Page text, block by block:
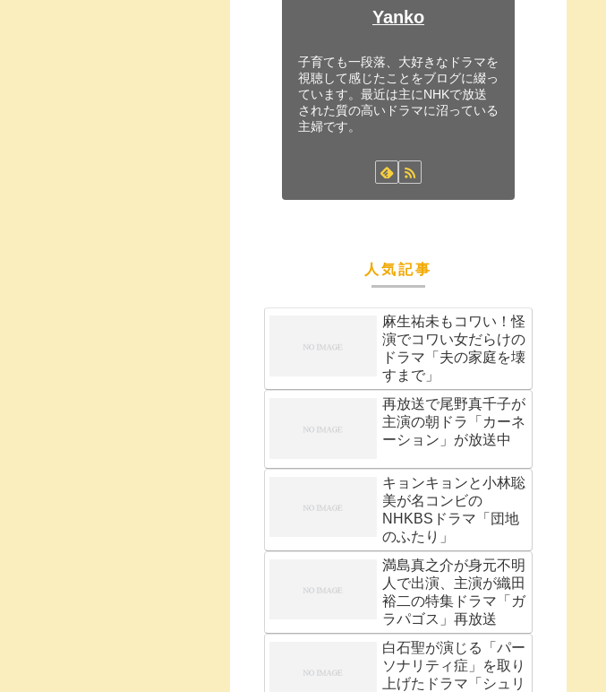
Yanko
子育ても一段落、大好きなドラマを
視聴して感じたことをブログに綴っ
ています。最近は主にNHKで放送
された質の高いドラマに沼っている
主婦です。
人気記事
麻生祐未もコワい！怪
演でコワい女だらけの
ドラマ「夫の家庭を壊
すまで」
再放送で尾野真千子が
主演の朝ドラ「カーネ
ーション」が放送中
キョンキョンと小林聡
美が名コンビの
NHKBSドラマ「団地
のふたり」
満島真之介が身元不明
人で出演、主演が織田
裕二の特集ドラマ「ガ
ラパゴス」再放送
白石聖が演じる「パー
ソナリティ症」を取り
上げたドラマ「シュリ